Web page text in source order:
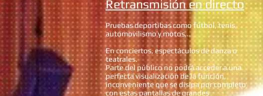
Retransmisión en directo
Pruebas deportibas como fútbol, ​​tenis,
automovilismo y motos...
En conciertos, espectáculos de danza o
teatrales.
Parte del público no podrá acceder a una
perfecta visualización de la función,
inconveniente que se disipa por completo
con estas pantallas de grandes